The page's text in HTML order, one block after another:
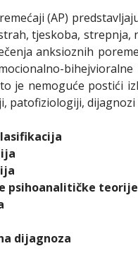
(AP)
tjeskoba, strepnja,
anksioznih
je nemoguće postići
patofiziologiji,
psihoanalitičke teorije
dijagnoza